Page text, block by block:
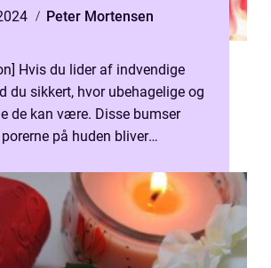
Peter Mortensen
Hvis du lider af indvendige
du sikkert, hvor ubehagelige og
de kan være. Disse bumser
på huden bliver